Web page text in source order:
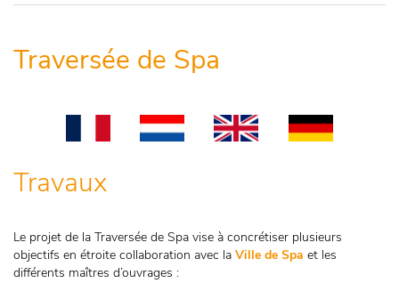
Traversée de Spa
Travaux
Le projet de la Traversée de Spa vise à concrétiser plusieurs
objectifs en étroite collaboration avec la Ville de Spa et les
différents maîtres d’ouvrages :